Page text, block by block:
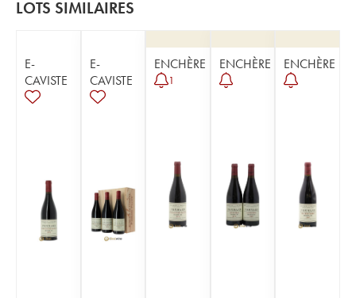
LOTS SIMILAIRES
E-
CAVISTE
E-
CAVISTE
ENCHÈRE
1
ENCHÈRE ENCHÈRE